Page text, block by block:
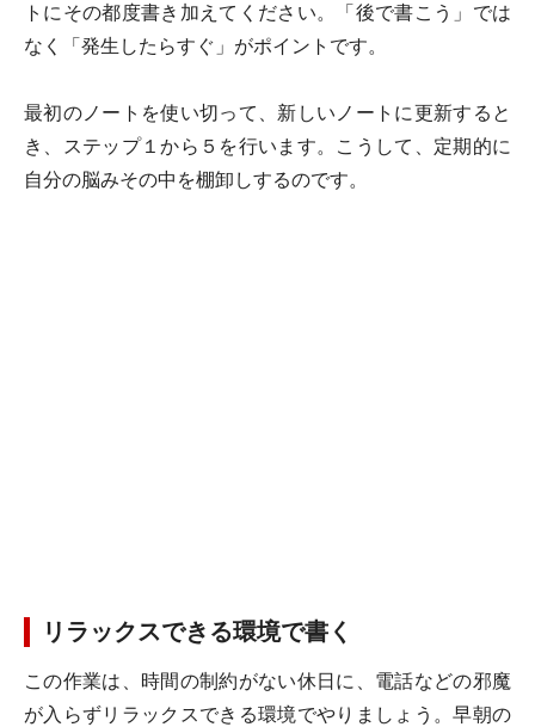
トにその都度書き加えてください。「後で書こう」では
なく「発生したらすぐ」がポイントです。
最初のノートを使い切って、新しいノートに更新すると
き、ステップ１から５を行います。こうして、定期的に
自分の脳みその中を棚卸しするのです。
リラックスできる環境で書く
この作業は、時間の制約がない休日に、電話などの邪魔
が入らずリラックスできる環境でやりましょう。早朝の